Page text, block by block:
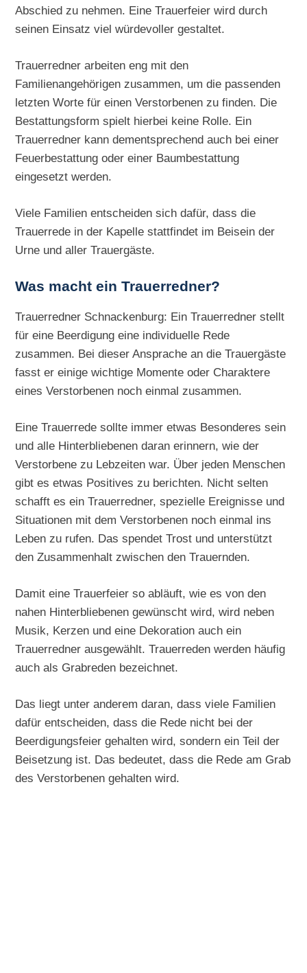
Abschied zu nehmen. Eine Trauerfeier wird durch
seinen Einsatz viel würdevoller gestaltet.
Trauerredner arbeiten eng mit den
Familienangehörigen zusammen, um die passenden
letzten Worte für einen Verstorbenen zu finden. Die
Bestattungsform spielt hierbei keine Rolle. Ein
Trauerredner kann dementsprechend auch bei einer
Feuerbestattung oder einer Baumbestattung
eingesetzt werden.
Viele Familien entscheiden sich dafür, dass die
Trauerrede in der Kapelle stattfindet im Beisein der
Urne und aller Trauergäste.
Was macht ein Trauerredner?
Trauerredner Schnackenburg: Ein Trauerredner stellt
für eine Beerdigung eine individuelle Rede
zusammen. Bei dieser Ansprache an die Trauergäste
fasst er einige wichtige Momente oder Charaktere
eines Verstorbenen noch einmal zusammen.
Eine Trauerrede sollte immer etwas Besonderes sein
und alle Hinterbliebenen daran erinnern, wie der
Verstorbene zu Lebzeiten war. Über jeden Menschen
gibt es etwas Positives zu berichten. Nicht selten
schafft es ein Trauerredner, spezielle Ereignisse und
Situationen mit dem Verstorbenen noch einmal ins
Leben zu rufen. Das spendet Trost und unterstützt
den Zusammenhalt zwischen den Trauernden.
Damit eine Trauerfeier so abläuft, wie es von den
nahen Hinterbliebenen gewünscht wird, wird neben
Musik, Kerzen und eine Dekoration auch ein
Trauerredner ausgewählt. Trauerreden werden häufig
auch als Grabreden bezeichnet.
Das liegt unter anderem daran, dass viele Familien
dafür entscheiden, dass die Rede nicht bei der
Beerdigungsfeier gehalten wird, sondern ein Teil der
Beisetzung ist. Das bedeutet, dass die Rede am Grab
des Verstorbenen gehalten wird.